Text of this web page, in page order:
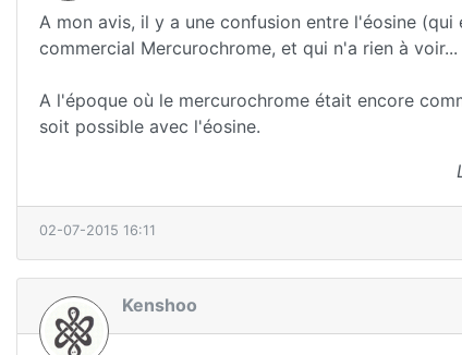
A mon avis, il y a une confusion entre l'éosine
commercial Mercurochrome, et qui n'a rien à voir...
A l'époque où le mercurochrome était encore
soit possible avec l'éosine.
02-07-2015 16:11
Kenshoo